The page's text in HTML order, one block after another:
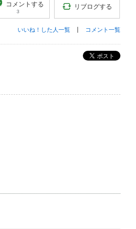
コメントする
3
リブログする
いいね！した人一覧 コメント一覧
ポスト